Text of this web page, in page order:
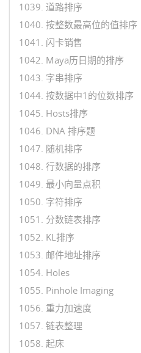
1039. 道路排序
1040. 按整数最高位的值排序
1041. 闪卡销售
1042. Maya历日期的排序
1043. 字串排序
1044. 按数据中1的位数排序
1045. Hosts排序
1046. DNA 排序题
1047. 随机排序
1048. 行数据的排序
1049. 最小向量点积
1050. 字符排序
1051. 分数链表排序
1052. KL排序
1053. 邮件地址排序
1054. Holes
1055. Pinhole Imaging
1056. 重力加速度
1057. 链表整理
1058. 起床